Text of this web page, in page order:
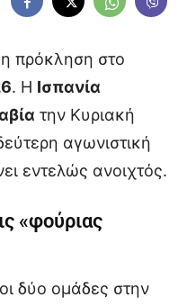
πρόκληση στο
. Η Ισπανία
την Κυριακή
αγωνιστική
εντελώς ανοιχτός.
«φούριας
δύο ομάδες στην